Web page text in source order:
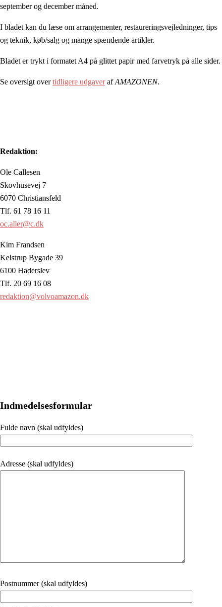
september og december måned.
I bladet kan du læse om arrangementer, restaureringsvejledninger, tips
og teknik, køb/salg og mange spændende artikler.
Bladet er trykt i formatet A4 på glittet papir med farvetryk på alle sider.
Se oversigt overtidligere udgaverafAMAZONEN.
Redaktion:
Ole Callesen
Skovhusevej 7
6070 Christiansfeld
Tlf. 61 78 16 11
oc.aller@c.dk
Kim Frandsen
Kelstrup Bygade 39
6100 Haderslev
Tlf. 20 69 16 08
redaktion@volvoamazon.dk
Indmedelsesformular
Fulde navn (skal udfyldes)
Adresse (skal udfyldes)
Postnummer (skal udfyldes)